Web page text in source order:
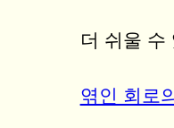
더 쉬울 수
엮인 회로